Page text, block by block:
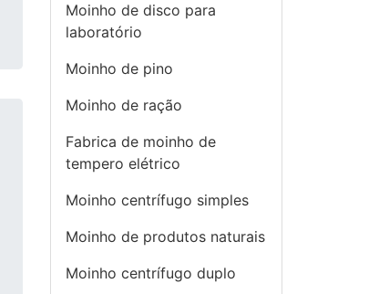
Moinho de disco para
laboratório
Moinho de pino
Moinho de ração
Fabrica de moinho de
tempero elétrico
Moinho centrífugo simples
Moinho de produtos naturais
Moinho centrífugo duplo